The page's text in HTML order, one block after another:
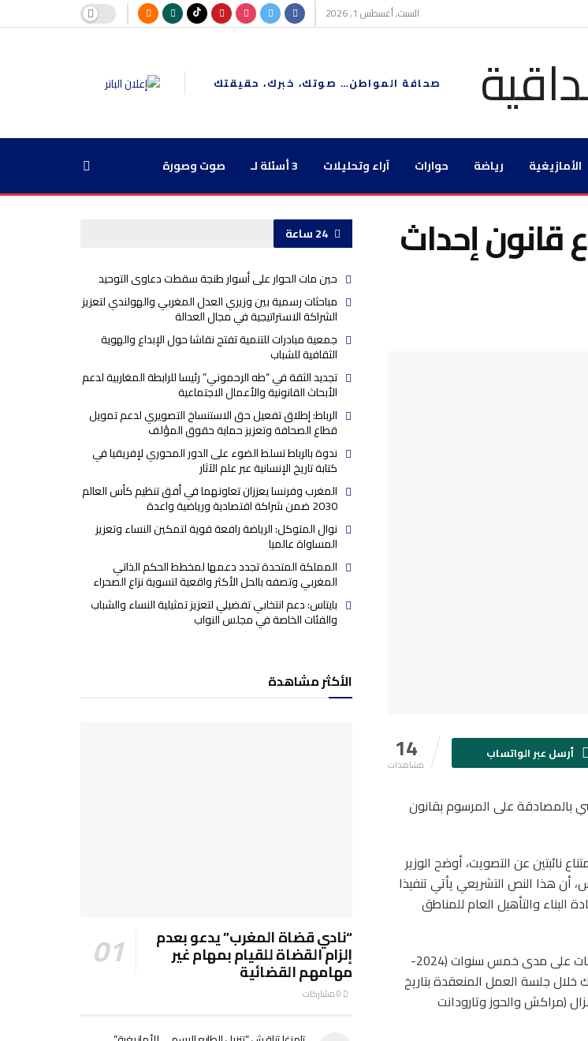
السبت, أغسطس 1, 2026
صحافة المواطن… صوتك، خبرك، حقيقتك
الأمازيغية رياضة حوارات آراء وتحليلات 3 أسئلة لـ صوت وصورة
قانون إحداث
14
مشاهدات
أرسل عبر الواتساب
مساء أمس الإثنين، على مشروع القانون رقم 57.23 يقضي بالمصادقة على المرسوم بقانون
حظي بأغلبية 216 نائبا برلمانيا مع امتناع نائبتين عن التصويت، أوضح الوزير
أن هذا النص التشريعي يأتي تنفيذا
البناء والتأهيل العام للمناطق
وأشار إلى أن النص التشريعي يمكن من إعداد البرنامج المندمج ومتعدد القطاعات على مدى خمس سنوات (2024-
يدي جلالة الملك خلال جلسة العمل المنعقدة بتاريخ
(مراكش والحوز وتارودانت
24 ساعة
حين مات الحوار على أسوار طنجة سقطت دعاوى التوحيد
مباحثات رسمية بين وزيري العدل المغربي والهولندي لتعزيز
الشراكة الاستراتيجية في مجال العدالة
جمعية مبادرات للتنمية تفتح نقاشا حول الإبداع والهوية
الثقافية للشباب
تجديد الثقة في “طه الرحموني” رئيسا للرابطة المغاربية لدعم
الأبحاث القانونية والأعمال الاجتماعية
الرباط: إطلاق تفعيل حق الاستنساخ التصويري لدعم تمويل
قطاع الصحافة وتعزيز حماية حقوق المؤلف
ندوة بالرباط تسلط الضوء على الدور المحوري لإفريقيا في
كتابة تاريخ الإنسانية عبر علم الآثار
المغرب وفرنسا يعززان تعاونهما في أفق تنظيم كأس العالم
2030 ضمن شراكة اقتصادية ورياضية واعدة
نوال المتوكل: الرياضة رافعة قوية لتمكين النساء وتعزيز
المساواة عالميا
المملكة المتحدة تجدد دعمها لمخطط الحكم الذاتي
المغربي وتصفه بالحل الأكثر واقعية لتسوية نزاع الصحراء
بايتاس: دعم انتخابي تفضيلي لتعزيز تمثيلية النساء والشباب
والفئات الخاصة في مجلس النواب
الأكثر مشاهدة
“نادي قضاة المغرب” يدعو بعدم
إلزام القضاة للقيام بمهام غير
مهامهم القضائية